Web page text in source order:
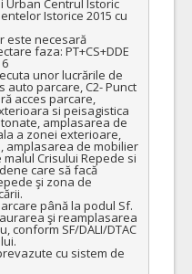
Istorice 2015 cu
este necesară
faza: PT+CS+DDE
auto parcare, C2- Punct
acces parcare,
amplasarea de
a zonei exterioare,
amplasarea de mobilier
Crisului Repede si
care să facă
şi zona de
şi reamplasarea
conform SF/DALI/DTAC